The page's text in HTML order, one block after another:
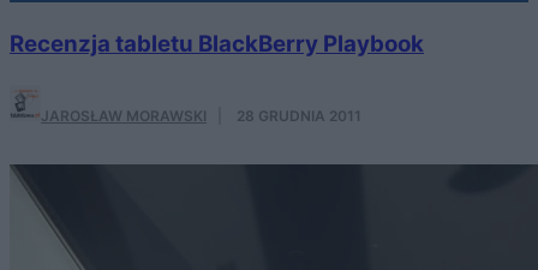
Recenzja tabletu BlackBerry Playbook
JAROSŁAW MORAWSKI 28 GRUDNIA 2011